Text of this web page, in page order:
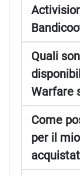
Quali
Warfare
Come
per il